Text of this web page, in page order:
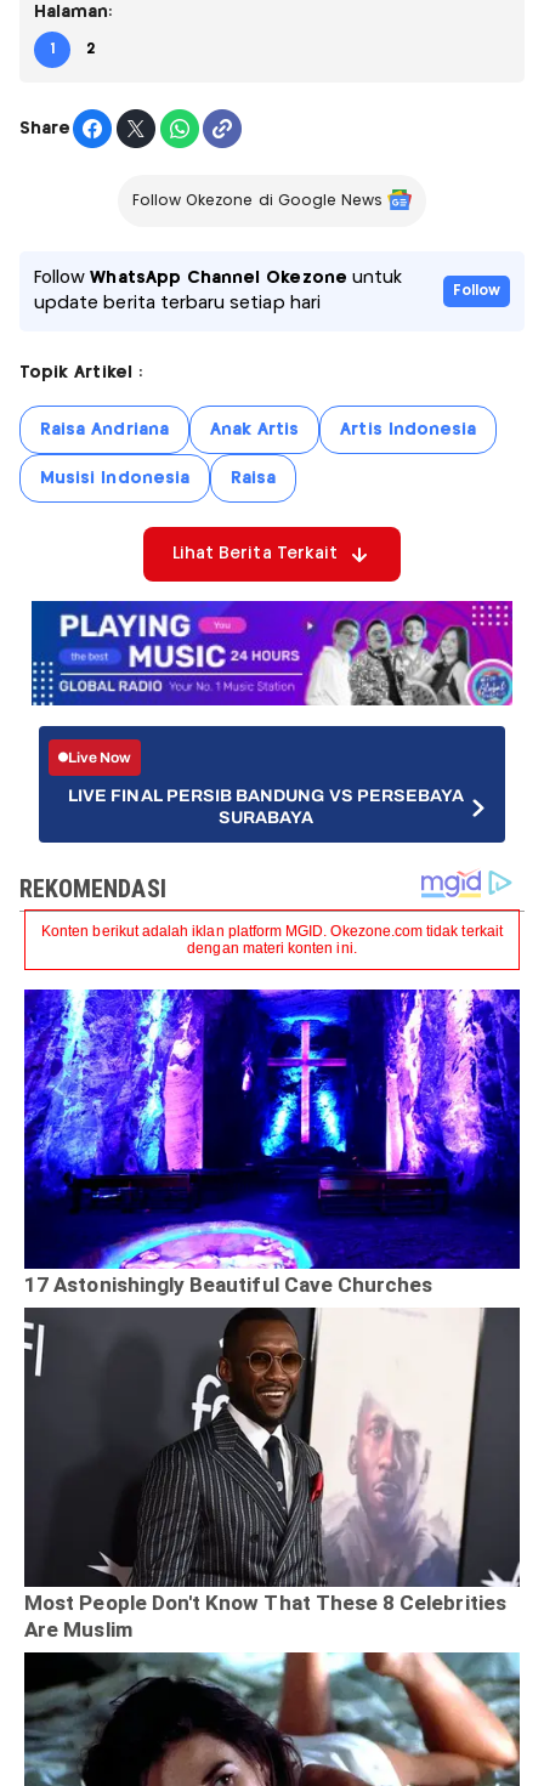
Halaman:
1 2
Share
Follow Okezone di Google News
FollowWhatsApp Channel Okezone untuk
update berita terbaru setiap hari
Follow
Topik Artikel :
Raisa Andriana Anak Artis Artis Indonesia
Musisi Indonesia Raisa
Lihat Berita Terkait
Live Now
LIVE FINAL PERSIB BANDUNG VS PERSEBAYA
SURABAYA